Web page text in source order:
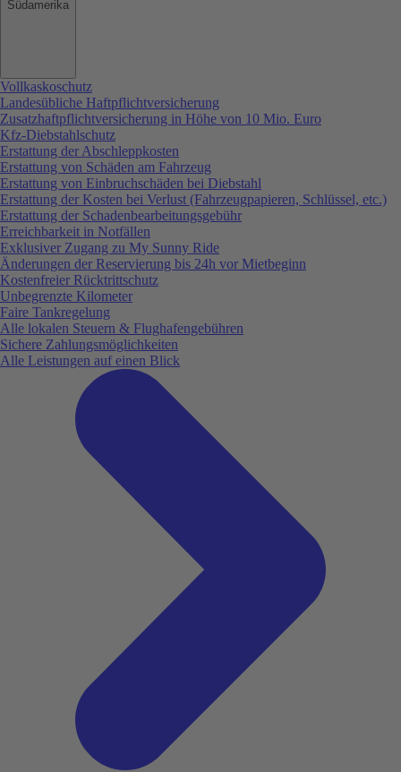
Südamerika
Vollkaskoschutz
Landesübliche Haftpflichtversicherung
Zusatzhaftpflichtversicherung in Höhe von 10 Mio. Euro
Kfz-Diebstahlschutz
Erstattung der Abschleppkosten
Erstattung von Schäden am Fahrzeug
Erstattung von Einbruchschäden bei Diebstahl
Erstattung der Kosten bei Verlust (Fahrzeugpapieren, Schlüssel, etc.)
Erstattung der Schadenbearbeitungsgebühr
Erreichbarkeit in Notfällen
Exklusiver Zugang zu My Sunny Ride
Änderungen der Reservierung bis 24h vor Mietbeginn
Kostenfreier Rücktrittschutz
Unbegrenzte Kilometer
Faire Tankregelung
Alle lokalen Steuern & Flughafengebühren
Sichere Zahlungsmöglichkeiten
Alle Leistungen auf einen Blick